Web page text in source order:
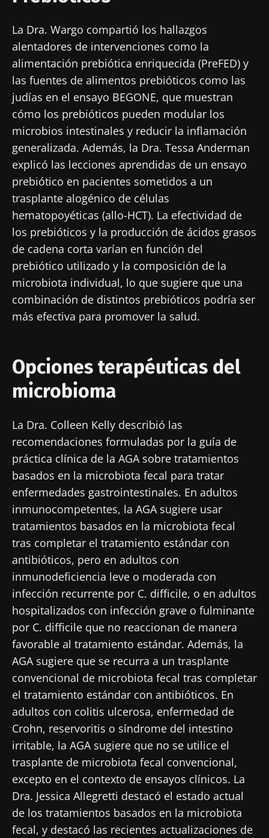
La Dra. Wargo compartió los hallazgos
alentadores de intervenciones como la
alimentación prebiótica enriquecida (PreFED) y
las fuentes de alimentos prebióticos como las
judías en el ensayo BEGONE, que muestran
cómo los prebióticos pueden modular los
microbios intestinales y reducir la inflamación
generalizada. Además, la Dra. Tessa Anderman
explicó las lecciones aprendidas de un ensayo
prebiótico en pacientes sometidos a un
trasplante alogénico de células
hematopoyéticas (allo-HCT). La efectividad de
los prebióticos y la producción de ácidos grasos
de cadena corta varían en función del
prebiótico utilizado y la composición de la
microbiota individual, lo que sugiere que una
combinación de distintos prebióticos podría ser
más efectiva para promover la salud.
Opciones terapéuticas del
microbioma
La Dra. Colleen Kelly describió las
recomendaciones formuladas por la guía de
práctica clínica de la AGA sobre tratamientos
basados en la microbiota fecal para tratar
enfermedades gastrointestinales. En adultos
inmunocompetentes, la AGA sugiere usar
tratamientos basados en la microbiota fecal
tras completar el tratamiento estándar con
antibióticos, pero en adultos con
inmunodeficiencia leve o moderada con
infección recurrente por C. difficile, o en adultos
hospitalizados con infección grave o fulminante
por C. difficile que no reaccionan de manera
favorable al tratamiento estándar. Además, la
AGA sugiere que se recurra a un trasplante
convencional de microbiota fecal tras completar
el tratamiento estándar con antibióticos. En
adultos con colitis ulcerosa, enfermedad de
Crohn, reservoritis o síndrome del intestino
irritable, la AGA sugiere que no se utilice el
trasplante de microbiota fecal convencional,
excepto en el contexto de ensayos clínicos. La
Dra. Jessica Allegretti destacó el estado actual
de los tratamientos basados en la microbiota
fecal, y destacó las recientes actualizaciones de
Redirección
Está a punto de ser redirigido y de dejar
nuestro sitio web.
Ser redirigido
Quedarse en el sitio web del Biocodex Microbiota
Mantenerse informado
Únase a la comunidad de la microbiota para
profesionales sanitarios y reciba el
"Microbiota Digest" y el "HCP Magazine" que
le permitirá mantenerse informado sobre la
microbiota.
Me gustaría registrarme para recibir más
noticias de Biocodex
He leído y acepto las
condiciones generales
de uso y lapolítica de protección de datos del
Biocodex Microbiota Institute
BMI 20-35
Me gustaría registrarme para recibir más
noticias de Biocodex
He leído y acepto las condiciones generales
de uso y lapolítica de protección de datosdel
Biocodex Microbiota Institute
* Campo obligatorio
BMI 20-35
Descubrir
23/07/2026
Influencia
microbiota
reproductiva
Leer el
artículo
16/07/2026
¿un indicador
independiente
en el cáncer
colorrectal?
Leer el
artículo
10/07/
fortalece
músculos
Leer el